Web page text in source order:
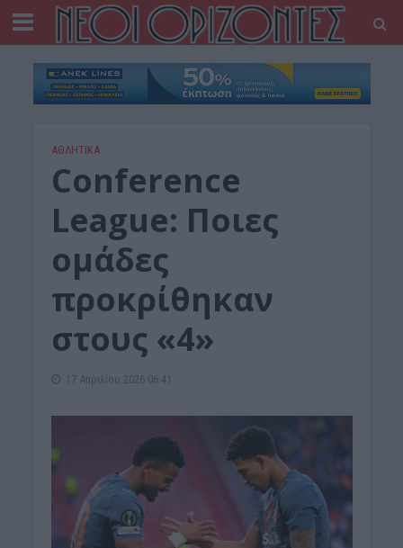
ΑΘΛΗΤΙΚΑ
Conference
League: Ποιες
ομάδες
προκρίθηκαν
στους «4»
17 Απριλίου 2026 06:41